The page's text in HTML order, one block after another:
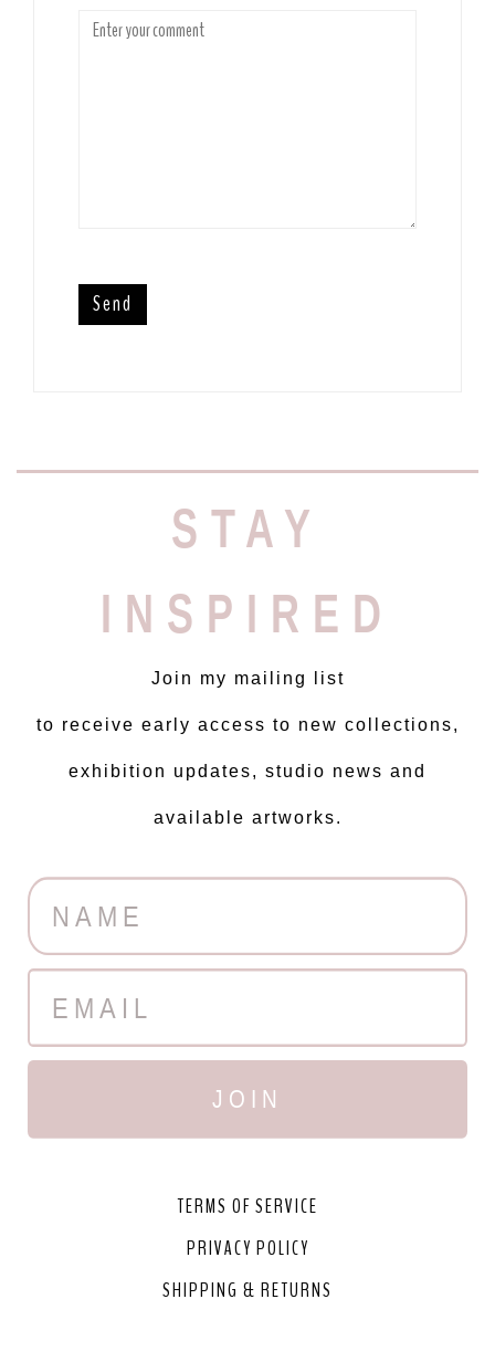
STAY
INSPIRED
Join my mailing list
to receive early access to new collections,
exhibition updates, studio news and
available artworks.
JOIN
TERMS OF SERVICE
PRIVACY POLICY
SHIPPING & RETURNS